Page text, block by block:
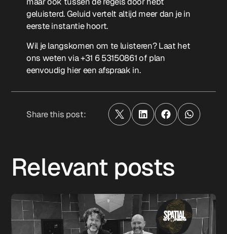
geluisterd. Geluid vertelt altijd meer dan je in
eerste instantie hoort.
Wil je langskomen om te luisteren? Laat het
ons weten via +31 6 53150861 of plan
eenvoudig hier een afspraak in.
Share this post:
Relevant posts